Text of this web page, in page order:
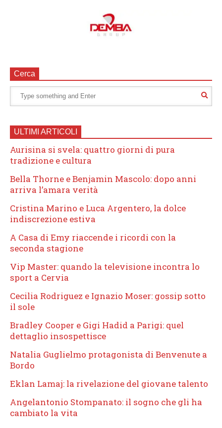
Cerca
ULTIMI ARTICOLI
Aurisina si svela: quattro giorni di pura
tradizione e cultura
Bella Thorne e Benjamin Mascolo: dopo anni
arriva l’amara verità
Cristina Marino e Luca Argentero, la dolce
indiscrezione estiva
A Casa di Emy riaccende i ricordi con la
seconda stagione
Vip Master: quando la televisione incontra lo
sport a Cervia
Cecilia Rodriguez e Ignazio Moser: gossip sotto
il sole
Bradley Cooper e Gigi Hadid a Parigi: quel
dettaglio insospettisce
Natalia Guglielmo protagonista di Benvenute a
Bordo
Eklan Lamaj: la rivelazione del giovane talento
Angelantonio Stompanato: il sogno che gli ha
cambiato la vita